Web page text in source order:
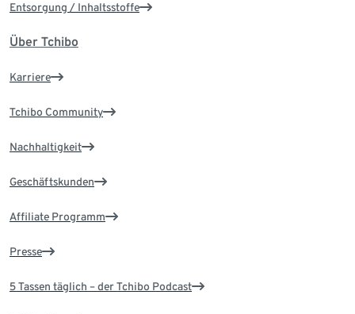
Entsorgung / Inhaltsstoffe
Über Tchibo
Karriere
Tchibo Community
Nachhaltigkeit
Geschäftskunden
Affiliate Programm
Presse
5 Tassen täglich – der Tchibo Podcast